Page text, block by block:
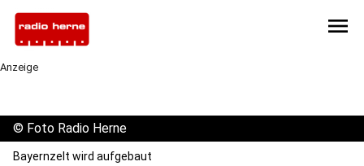
menu
Anzeige
© Foto Radio Herne
Bayernzelt wird aufgebaut